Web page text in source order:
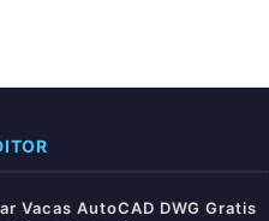
Vacas AutoCAD DWG Gratis